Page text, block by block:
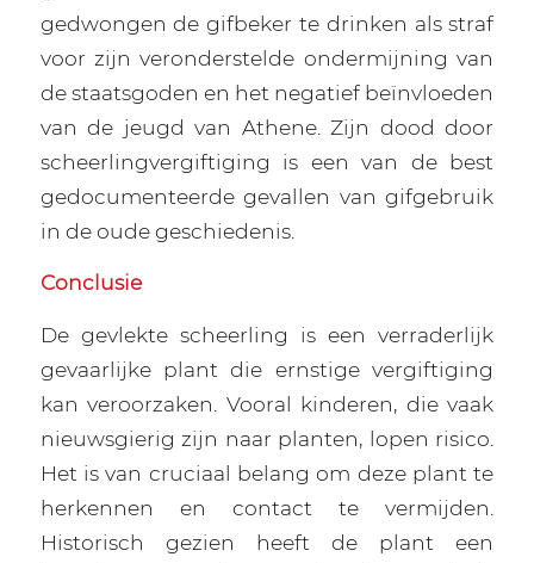
gedwongen de gifbeker te drinken als straf
voor zijn veronderstelde ondermijning van
de staatsgoden en het negatief beïnvloeden
van de jeugd van Athene. Zijn dood door
scheerlingvergiftiging is een van de best
gedocumenteerde gevallen van gifgebruik
in de oude geschiedenis.
Conclusie
De gevlekte scheerling is een verraderlijk
gevaarlijke plant die ernstige vergiftiging
kan veroorzaken. Vooral kinderen, die vaak
nieuwsgierig zijn naar planten, lopen risico.
Het is van cruciaal belang om deze plant te
herkennen en contact te vermijden.
Historisch gezien heeft de plant een